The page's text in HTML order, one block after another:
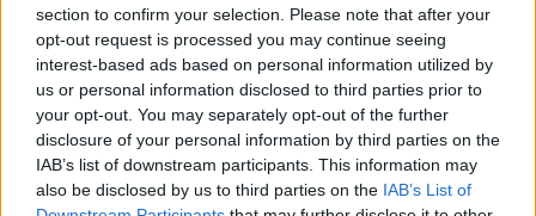
section to confirm your selection. Please note that after your
opt-out request is processed you may continue seeing
interest-based ads based on personal information utilized by
us or personal information disclosed to third parties prior to
your opt-out. You may separately opt-out of the further
disclosure of your personal information by third parties on the
IAB’s list of downstream participants. This information may
also be disclosed by us to third parties on the IAB’s List of
Ινδία: Οι αρχές στο Νέο
Δελχί περιορίζουν την
ΕΕ: Χαιρετίζουν την
επανένταξη του Ηνωμένου